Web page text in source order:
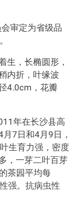
审定为省级品
生，长椭圆形，
内折，叶缘波
4.0cm，花瓣
年在长沙县高
7日和4月9日，
生育力强，密度
，一芽二叶百芽
茶园平均每
强。抗病虫性